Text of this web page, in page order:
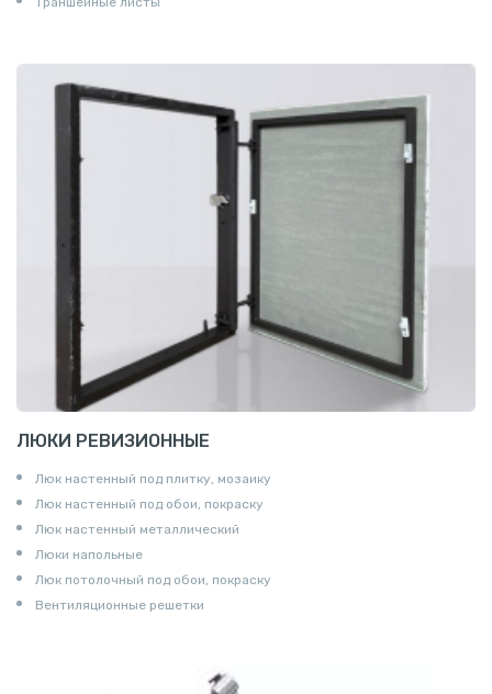
ЛЮКИ РЕВИЗИОННЫЕ
Люк настенный под плитку, мозаику
Люк настенный под обои, покраску
Люк настенный металлический
Люки напольные
Люк потолочный под обои, покраску
Вентиляционные решетки